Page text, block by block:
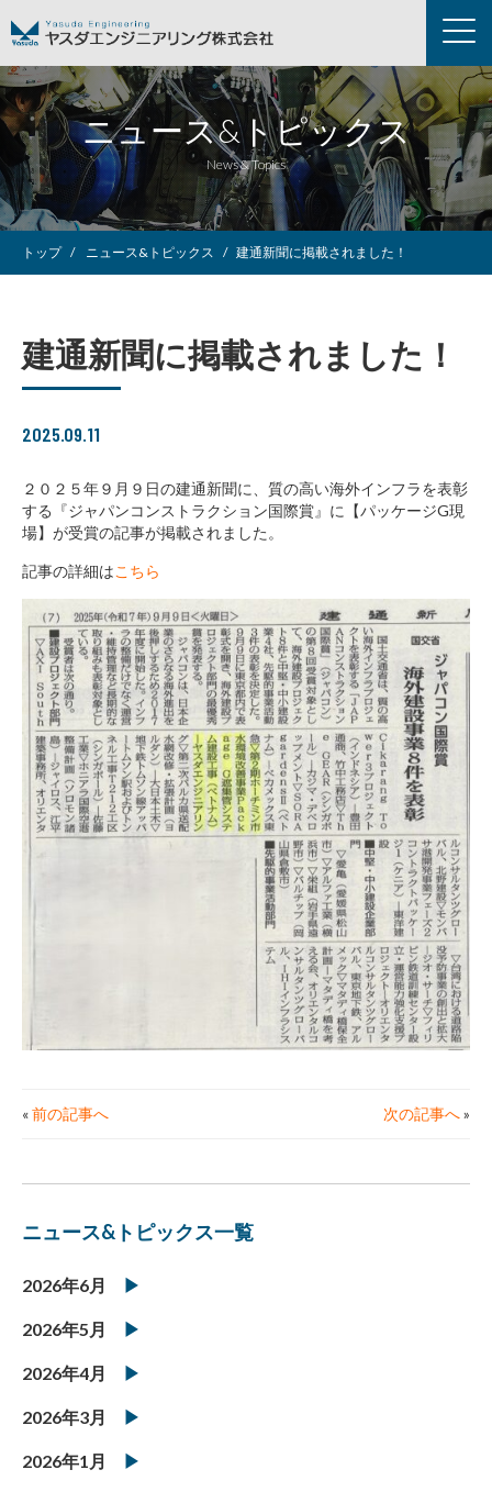
ニュース&トピックス
News & Topics
トップ ニュース&トピックス 建通新聞に掲載されました！
建通新聞に掲載されました！
2025.09.11
２０２５年９月９日の建通新聞に、質の高い海外インフラを表彰
する『ジャパンコンストラクション国際賞』に【パッケージG現
場】が受賞の記事が掲載されました。
記事の詳細はこちら
«前の記事へ 次の記事へ»
ニュース&トピックス一覧
2026年6月
2026年5月
2026年4月
2026年3月
2026年1月